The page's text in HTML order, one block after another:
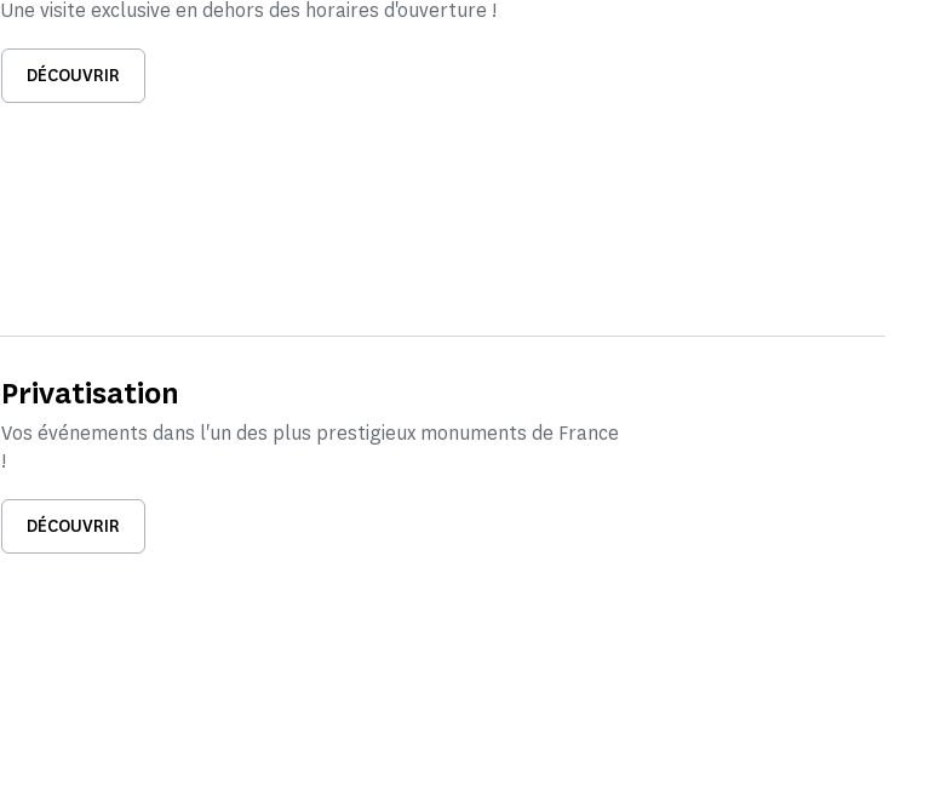
Une visite exclusive en dehors des horaires d'ouverture !
DÉCOUVRIR
Privatisation
Vos événements dans l'un des plus prestigieux monuments de France
!
DÉCOUVRIR